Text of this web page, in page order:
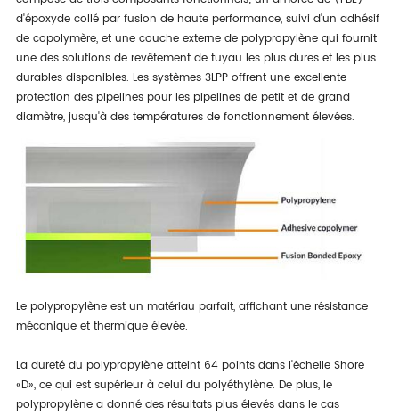
d'époxyde collé par fusion de haute performance, suivi d'un adhésif
de copolymère, et une couche externe de polypropylène qui fournit
une des solutions de revêtement de tuyau les plus dures et les plus
durables disponibles. Les systèmes 3LPP offrent une excellente
protection des pipelines pour les pipelines de petit et de grand
diamètre, jusqu'à des températures de fonctionnement élevées.
Le polypropylène est un matériau parfait, affichant une résistance
mécanique et thermique élevée.
La dureté du polypropylène atteint 64 points dans l'échelle Shore
«D», ce qui est supérieur à celui du polyéthylène. De plus, le
polypropylène a donné des résultats plus élevés dans le cas